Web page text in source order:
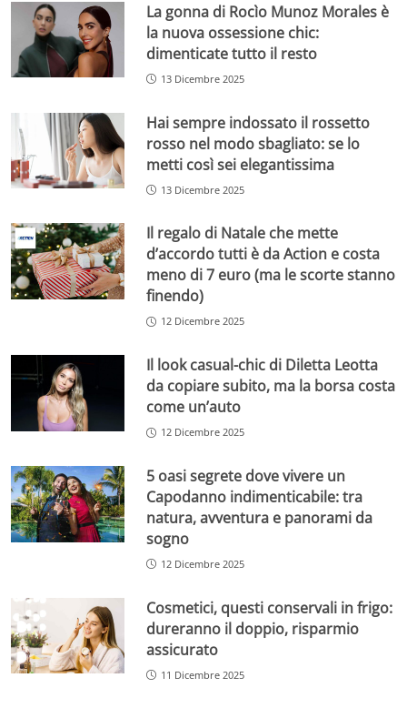
La gonna di Rocìo Munoz Morales è
la nuova ossessione chic:
dimenticate tutto il resto
13 Dicembre 2025
Hai sempre indossato il rossetto
rosso nel modo sbagliato: se lo
metti così sei elegantissima
13 Dicembre 2025
Il regalo di Natale che mette
d’accordo tutti è da Action e costa
meno di 7 euro (ma le scorte stanno
finendo)
12 Dicembre 2025
Il look casual-chic di Diletta Leotta
da copiare subito, ma la borsa costa
come un’auto
12 Dicembre 2025
5 oasi segrete dove vivere un
Capodanno indimenticabile: tra
natura, avventura e panorami da
sogno
12 Dicembre 2025
Cosmetici, questi conservali in frigo:
dureranno il doppio, risparmio
assicurato
11 Dicembre 2025